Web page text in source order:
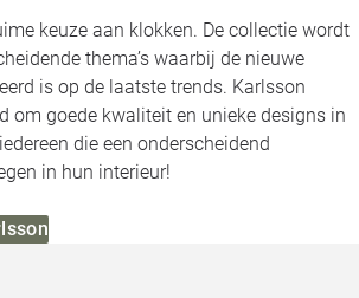
keuze aan klokken. De collectie wordt
thema’s waarbij de nieuwe
is op de laatste trends. Karlsson
om goede kwaliteit en unieke designs in
die een onderscheidend
in hun interieur!